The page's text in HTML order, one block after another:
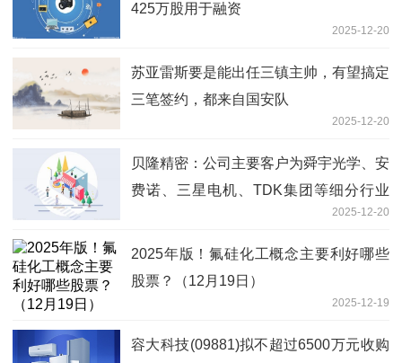
425万股用于融资
2025-12-20
苏亚雷斯要是能出任三镇主帅，有望搞定
三笔签约，都来自国安队
2025-12-20
贝隆精密：公司主要客户为舜宇光学、安
费诺、三星电机、TDK集团等细分行业
2025-12-20
2025年版！氟硅化工概念主要利好哪些
股票？（12月19日）
2025-12-19
容大科技(09881)拟不超过6500万元收购